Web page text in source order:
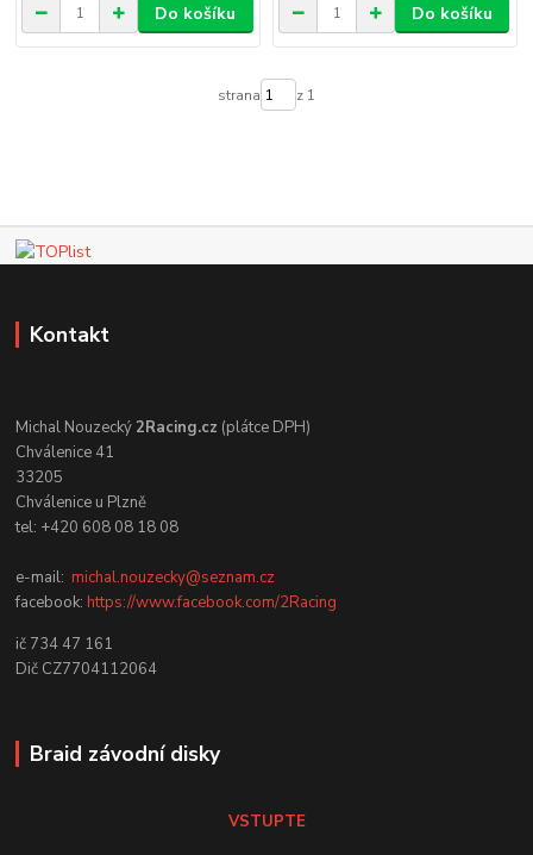
Do košíku Do košíku
strana z 1
Kontakt
Michal Nouzecký2Racing.cz (plátce DPH)
Chválenice 41
33205
Chválenice u Plzně
tel: +420 608 08 18 08
e-mail:michal.nouzecky@seznam.cz
facebook:https://www.facebook.com/2Racing
ič 734 47 161
Dič CZ7704112064
Braid závodní disky
VSTUPTE